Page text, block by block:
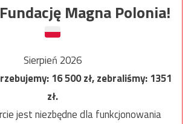
Magna Polonia!
Sierpień 2026
16 500zł, zebraliśmy:1351
zł.
jest niezbędne dla funkcjonowania